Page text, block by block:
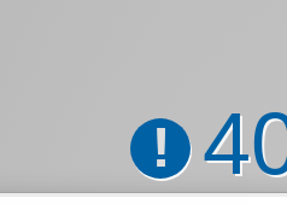
!